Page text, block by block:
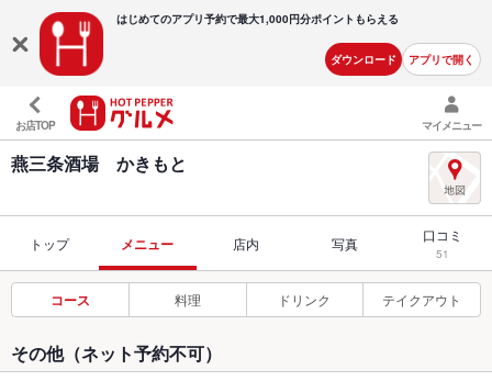
はじめてのアプリ予約で最大1,000円分ポイントもらえる
ダウンロード アプリで開く
お店TOP マイメニュー
燕三条酒場 かきもと
トップ メニュー 店内 写真 口コミ
51
コース 料理 ドリンク テイクアウト
その他（ネット予約不可）